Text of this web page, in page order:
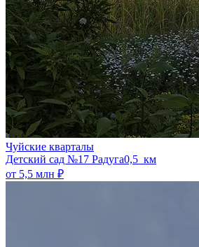
Чуйские кварталы
​Детский сад №17 Радуга0,5 км
от 5,5 млн ₽